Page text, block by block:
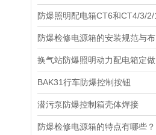
换气站防爆照明动力配电箱定做
BAK31行车防爆控制按钮
潜污泵防爆控制箱壳体焊接
防爆检修电源箱的特点有哪些？